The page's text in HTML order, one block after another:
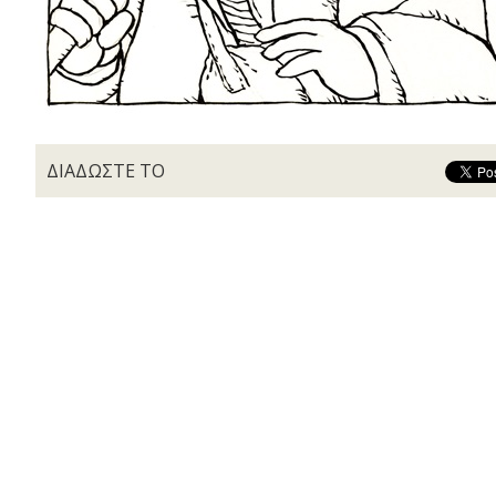
ΔΙΑΔΩΣΤΕ ΤΟ